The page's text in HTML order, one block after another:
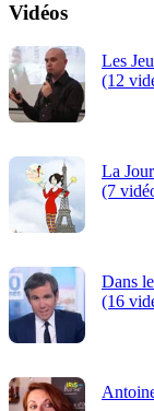
Vidéos
Les
(12
La
(7
Dans
(16